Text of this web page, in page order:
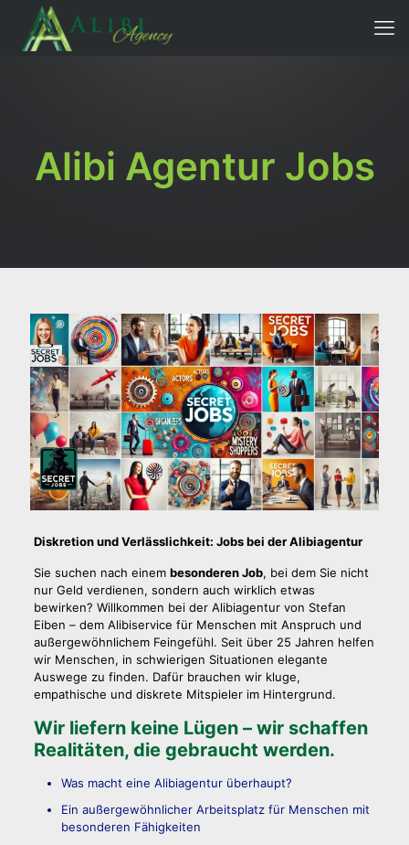
Alibi Agentur Jobs
Diskretion und Verlässlichkeit: Jobs bei der Alibiagentur
Sie suchen nach einem besonderen Job, bei dem Sie nicht
nur Geld verdienen, sondern auch wirklich etwas
bewirken? Willkommen bei der Alibiagentur von Stefan
Eiben – dem Alibiservice für Menschen mit Anspruch und
außergewöhnlichem Feingefühl. Seit über 25 Jahren helfen
wir Menschen, in schwierigen Situationen elegante
Auswege zu finden. Dafür brauchen wir kluge,
empathische und diskrete Mitspieler im Hintergrund.
Wir liefern keine Lügen – wir schaffen
Realitäten, die gebraucht werden.
Was macht eine Alibiagentur überhaupt?
Ein außergewöhnlicher Arbeitsplatz für Menschen mit
besonderen Fähigkeiten